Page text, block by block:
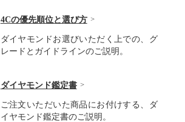
4Cの優先順位と選び方
ダイヤモンドお選びいただく上での、グ
レードとガイドラインのご説明。
ダイヤモンド鑑定書
ご注文いただいた商品にお付けする、ダ
イヤモンド鑑定書のご説明。